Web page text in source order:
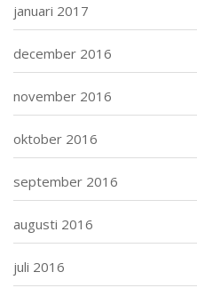
januari 2017
december 2016
november 2016
oktober 2016
september 2016
augusti 2016
juli 2016